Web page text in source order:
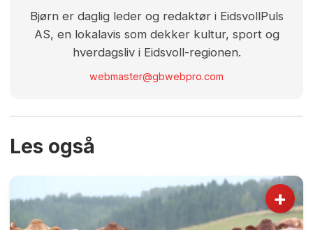
Bjørn er daglig leder og redaktør i EidsvollPuls
AS, en lokalavis som dekker kultur, sport og
hverdagsliv i Eidsvoll-regionen.
webmaster@gbwebpro.com
Les også
+